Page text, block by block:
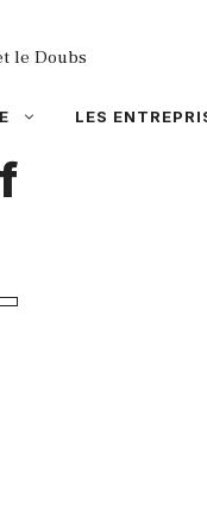
le Doubs
LES